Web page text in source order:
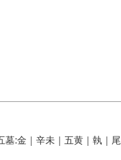
墓:金｜辛未｜五黄｜執｜尾